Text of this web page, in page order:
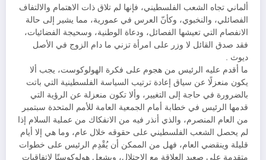
ألماني تجاه الشعب الفلسطيني، فإنها لم تلاق ذات الاهتمام والالتفاف
الفصائلي، والنخبوي، وكأنّ العرس في عمورية، مما يشير إلى حالة
الانفصام التي تعيشها الفصائل، ودعاة الوطنية، وسحيجة الفضائيات،
فقد صدق القائل لا وزر على امرأة تزني ما دام الزوج في الأصل
ديوث .
ما أقدم عليه الرئيس من هجوم على فكرة الهولوكوست، يجب ألا
يكون منعزلًا عن سياق إعادة ترتيب السياسة الفلسطينية التي باتت
بالضرورة في حاجة إلى التغيير، وألا تكون منعزلة عن الرؤية التي
قدمها الرئيس في خطابة أمام الجمعية العامة للأمم المتحدة سبتمبر
من العام المنصرم، والذي أنذر فيه من الانفكاك من عملية السلام إذا
لم يحصل الشعب الفلسطيني على حقوقه خلال عام، وما هي إلا أيام
قليلة وينقضي العام، فهل من الممكن أن يُقْدِم الرئيس على خطوات
متقدمة على صعيد العلاقة مع الاحتلال، ويشعل هولوكوستًا لاتفاقيات